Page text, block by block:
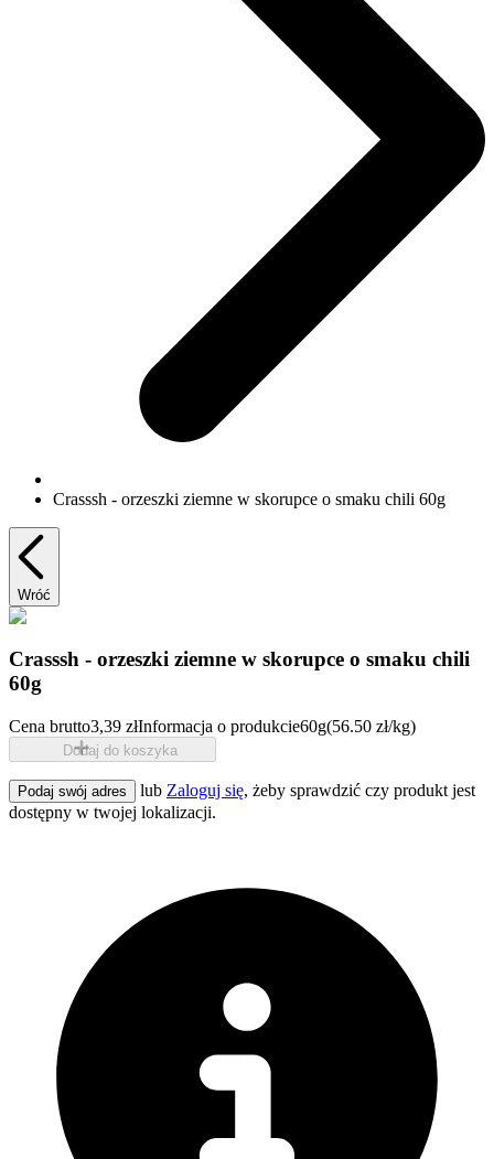
Crasssh - orzeszki ziemne w skorupce o smaku chili 60g
Wróć
Crasssh - orzeszki ziemne w skorupce o smaku chili
60g
Cena brutto3,39 złInformacja o produkcie60g(56.50 zł/kg)
Dodaj do koszyka
Podaj swój adres lub Zaloguj się, żeby sprawdzić czy produkt jest
dostępny w twojej lokalizacji.